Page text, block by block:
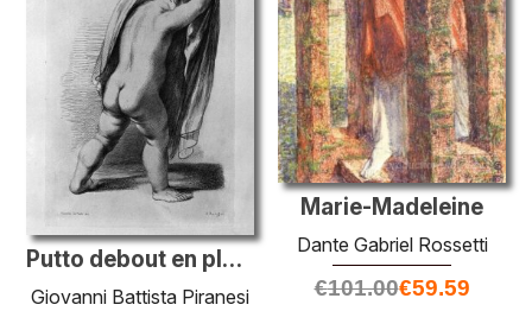
Marie-Madeleine
Dante Gabriel Rossetti
€101.00€59.59
Putto debout en place pour se vêtir, par Guercino
Giovanni Battista Piranesi